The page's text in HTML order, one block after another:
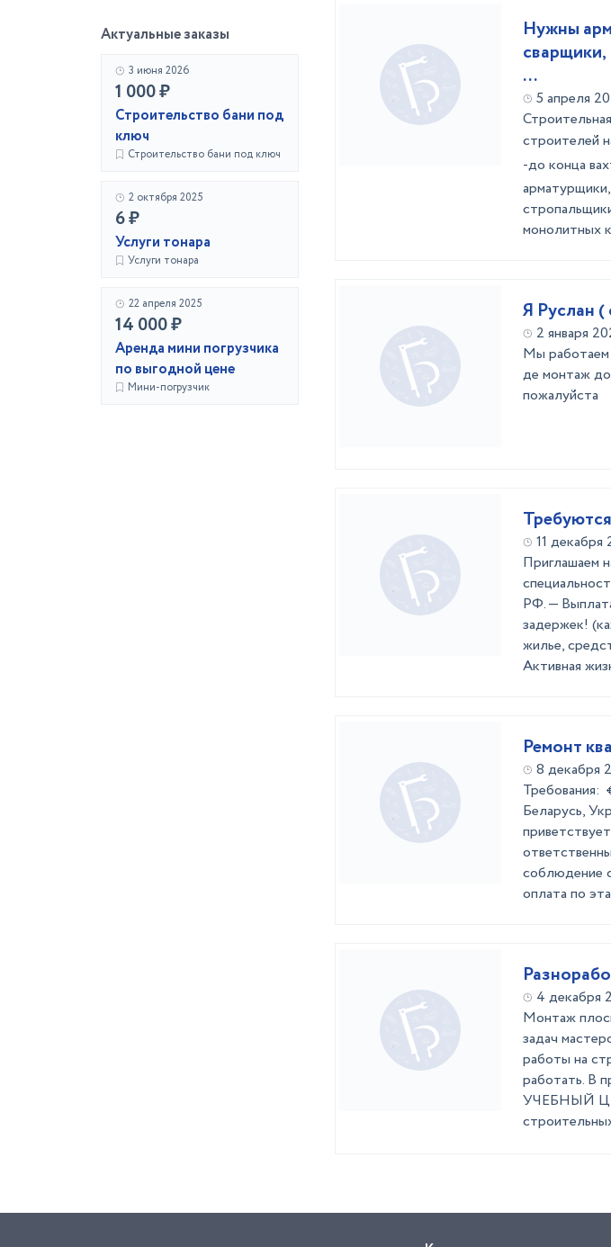
Актуальные заказы
3 июня 2026
1 000 ₽
Строительство бани под
ключ
Строительство бани под ключ
2 октября 2025
6 ₽
Услуги тонара
Услуги тонара
22 апреля 2025
14 000 ₽
Аренда мини погрузчика
по выгодной цене
Мини-погрузчик
Нужны
...
5 апреля
строителей
-до конца
монолитных
Я Руслан (
2 января
Мы работаем
де монтаж до
пожалуйста
11 декабря
Приглашаем
РФ. —
задержек!
жилье,
Активная
8 декабря
Требования:
Беларусь,
соблюдение
оплата по
4 декабря
Монтаж
задач
работы на
работать. В
УЧЕБНЫЙ